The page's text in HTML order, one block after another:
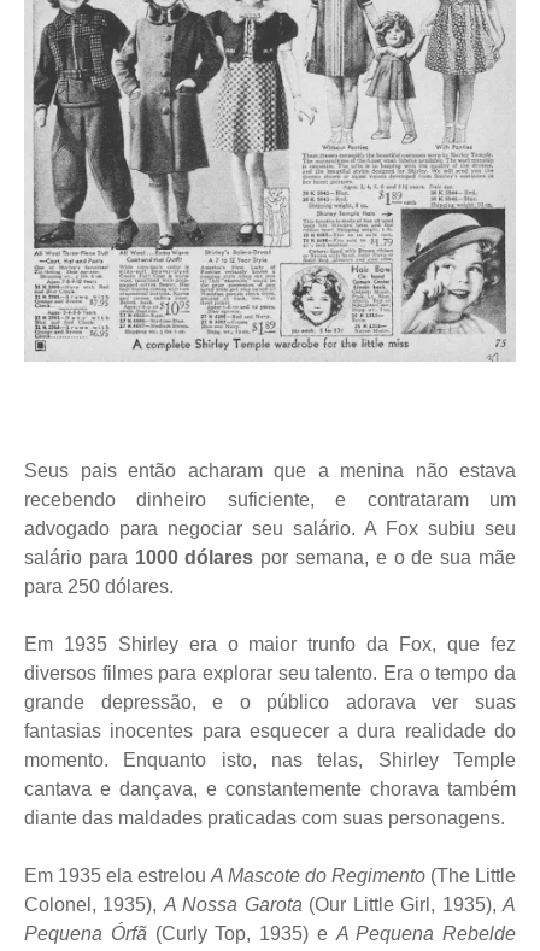
Seus pais então acharam que a menina não estava
recebendo dinheiro suficiente, e contrataram um
advogado para negociar seu salário. A Fox subiu seu
salário para 1000 dólares por semana, e o de sua mãe
para 250 dólares.
Em 1935 Shirley era o maior trunfo da Fox, que fez
diversos filmes para explorar seu talento. Era o tempo da
grande depressão, e o público adorava ver suas
fantasias inocentes para esquecer a dura realidade do
momento. Enquanto isto, nas telas, Shirley Temple
cantava e dançava, e constantemente chorava também
diante das maldades praticadas com suas personagens.
Em 1935 ela estrelou A Mascote do Regimento (The Little
Colonel, 1935), A Nossa Garota (Our Little Girl, 1935),A
Pequena Órfã(Curly Top, 1935) e A Pequena Rebelde